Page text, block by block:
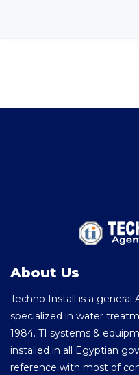
About Us
Techno Install is a
specialized in water
1984. TI systems &
installed in all Egyptian
reference with most of